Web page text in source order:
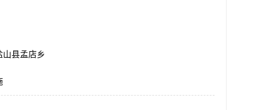
山县孟店乡